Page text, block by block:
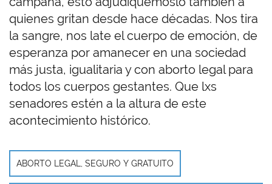
quienes gritan desde hace décadas. Nos tira
la sangre, nos late el cuerpo de emoción, de
esperanza por amanecer en una sociedad
más justa, igualitaria y con aborto legal para
todos los cuerpos gestantes. Que lxs
senadores estén a la altura de este
acontecimiento histórico.
ABORTO LEGAL, SEGURO Y GRATUITO